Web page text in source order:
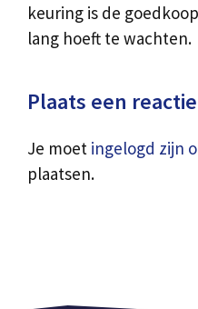
keuring is de
lang hoeft te wachten.
Plaats een reactie
Je moet ingelogd zijn
plaatsen.